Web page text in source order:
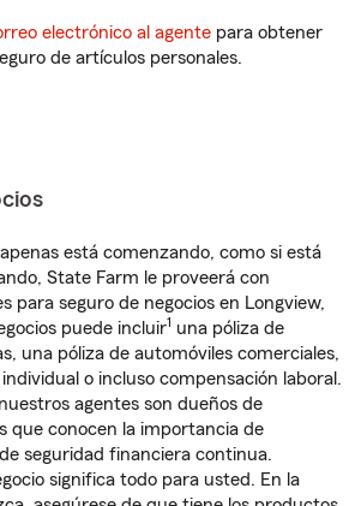
electrónico al agente para obtener
de artículos personales.
está comenzando, como si está
State Farm le proveerá con
para seguro de negocios en Longview,
puede incluir1 una póliza de
una póliza de automóviles comerciales,
o incluso compensación laboral.
agentes son dueños de
que conocen la importancia de
seguridad financiera continua.
significa todo para usted. En la